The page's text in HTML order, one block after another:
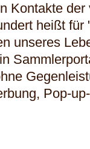
Kontakte
heißt
unseres
Pop-